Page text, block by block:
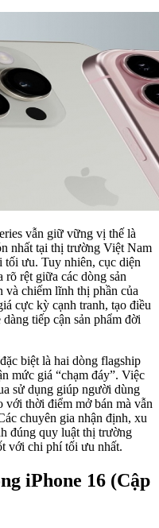
vẫn giữ vững vị thế là
nhất tại thị trường Việt Nam
tối ưu. Tuy nhiên, cục diện
rõ rệt giữa các dòng sản
và chiếm lĩnh thị phần của
cực kỳ cạnh tranh, tạo điều
tiếp cận sản phẩm đời
biệt là hai dòng flagship
mức giá “chạm đáy”. Việc
sử dụng giúp người dùng
với thời điểm mở bán mà vẫn
chuyên gia nhận định, xu
đúng quy luật thị trường
với chi phí tối ưu nhất.
iPhone 16 (Cập